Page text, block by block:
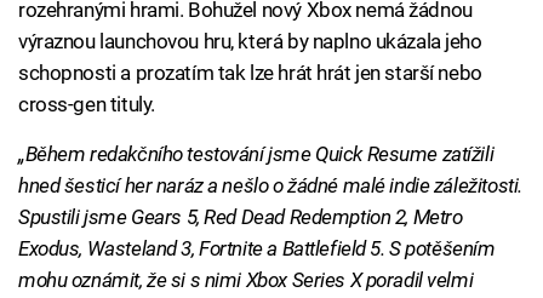
rozehranými hrami. Bohužel nový Xbox nemá žádnou
výraznou launchovou hru, která by naplno ukázala jeho
schopnosti a prozatím tak lze hrát hrát jen starší nebo
cross-gen tituly.
„Během redakčního testování jsme Quick Resume zatížili
hned šesticí her naráz a nešlo o žádné malé indie záležitosti.
Spustili jsme Gears 5, Red Dead Redemption 2, Metro
Exodus, Wasteland 3, Fortnite a Battlefield 5. S potěšením
mohu oznámit, že si s nimi Xbox Series X poradil velmi